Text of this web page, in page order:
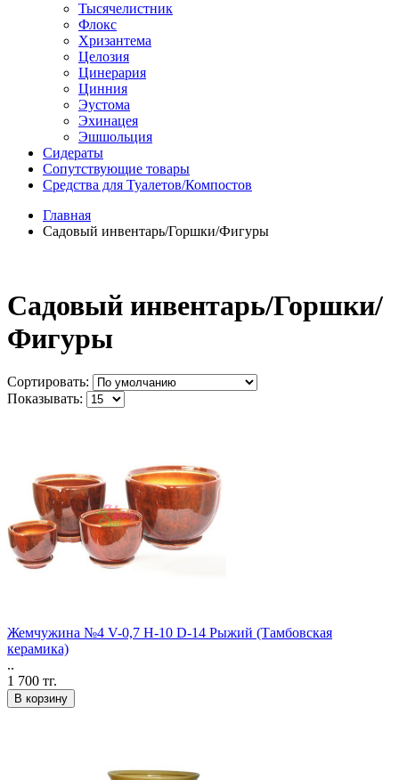
Тысячелистник
Флокс
Хризантема
Целозия
Цинерария
Цинния
Эустома
Эхинацея
Эшшольция
Сидераты
Сопутствующие товары
Средства для Туалетов/Компостов
Главная
Садовый инвентарь/Горшки/Фигуры
Садовый инвентарь/Горшки/
Фигуры
Сортировать:
Показывать:
Жемчужина №4 V-0,7 H-10 D-14 Рыжий (Тамбовская
керамика)
..
1 700 тг.
В корзину